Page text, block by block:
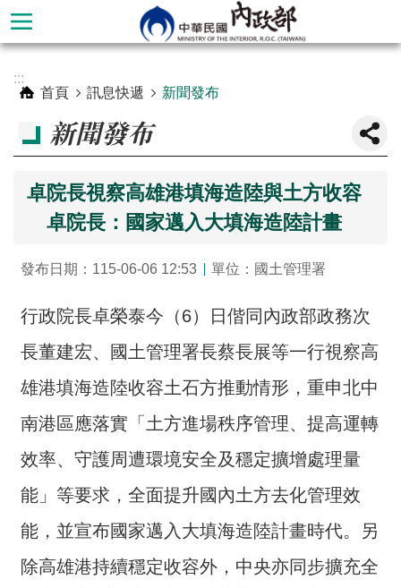
跳到主要內容區塊
階
本
部
簡
介
主
政
策
訊
息
:::
首頁
訊息快遞 新聞發布
新聞發布
卓院長視察高雄港填海造陸與土方收容
卓院長：國家邁入大填海造陸計畫
發布日期：115-06-06 12:53 單位：國土管理署
行政院長卓榮泰今（6）日偕同內政部政務次
長董建宏、國土管理署長蔡長展等一行視察高
雄港填海造陸收容土石方推動情形，重申北中
南港區應落實「土方進場秩序管理、提高運轉
效率、守護周遭環境安全及穩定擴增處理量
能」等要求，全面提升國內土方去化管理效
能，並宣布國家邁入大填海造陸計畫時代。另
除高雄港持續穩定收容外，中央亦同步擴充全